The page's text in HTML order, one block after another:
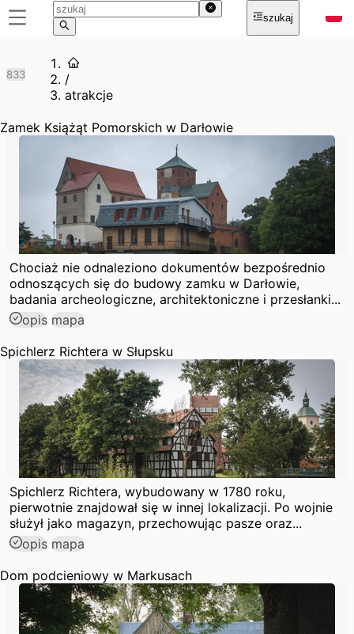
szukaj
833
/
atrakcje
Zamek Książąt Pomorskich w Darłowie
Chociaż nie odnaleziono dokumentów bezpośrednio
odnoszących się do budowy zamku w Darłowie,
badania archeologiczne, architektoniczne i przesłanki...
opis mapa
Spichlerz Richtera w Słupsku
Spichlerz Richtera, wybudowany w 1780 roku,
pierwotnie znajdował się w innej lokalizacji. Po wojnie
służył jako magazyn, przechowując pasze oraz...
opis mapa
Dom podcieniowy w Markusach